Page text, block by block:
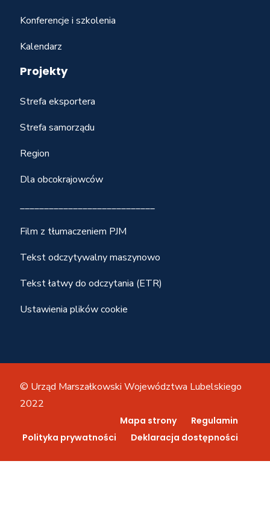
Konferencje i szkolenia
Kalendarz
Projekty
Strefa eksportera
Strefa samorządu
Region
Dla obcokrajowców
____________________________
Film z tłumaczeniem PJM
Tekst odczytywalny maszynowo
Tekst łatwy do odczytania (ETR)
Ustawienia plików cookie
© Urząd Marszałkowski Województwa Lubelskiego
2022
Mapa strony
Regulamin
Polityka prywatności
Deklaracja dostępności